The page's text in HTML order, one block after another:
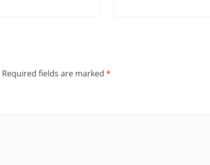
Required fields are marked *